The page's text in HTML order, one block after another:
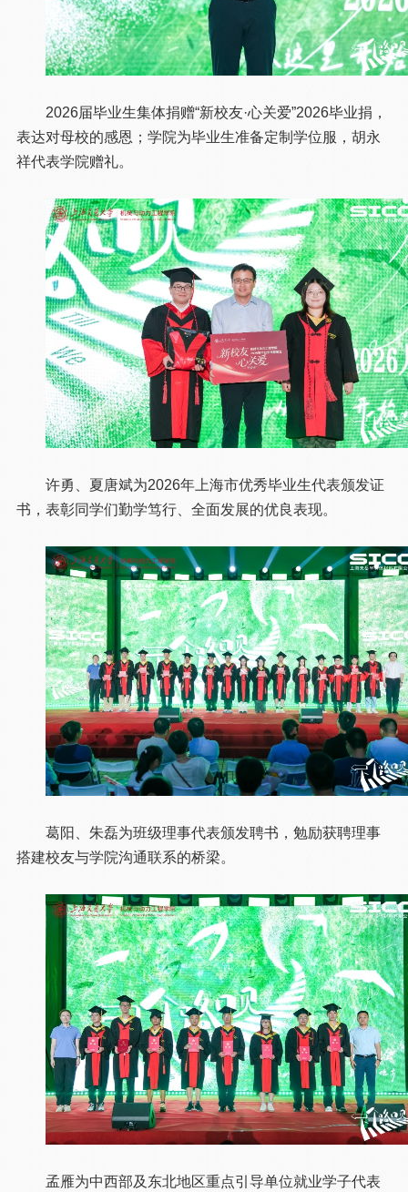
2026届毕业生集体捐赠“新校友·心关爱”2026毕业捐，
表达对母校的感恩；学院为毕业生准备定制学位服，胡永
祥代表学院赠礼。
许勇、夏唐斌为2026年上海市优秀毕业生代表颁发证
书，表彰同学们勤学笃行、全面发展的优良表现。
葛阳、朱磊为班级理事代表颁发聘书，勉励获聘理事
搭建校友与学院沟通联系的桥梁。
孟雁为中西部及东北地区重点引导单位就业学子代表